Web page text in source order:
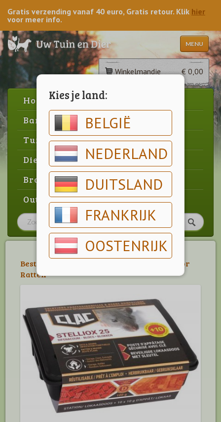
Kies je land:
BELGIË
NEDERLAND
DUITSLAND
FRANKRIJK
OOSTENRIJK
Gratis verzending vanaf 40 euro, Gratis retour. Klik hier
voor meer info.
MENU
Winkelmandje € 0,00
Home
Barbecue
Tuin
Dier
Brood & gebak
Outlet
Bestrijden Ratten & Muizen
Specifiek voor
Ratten